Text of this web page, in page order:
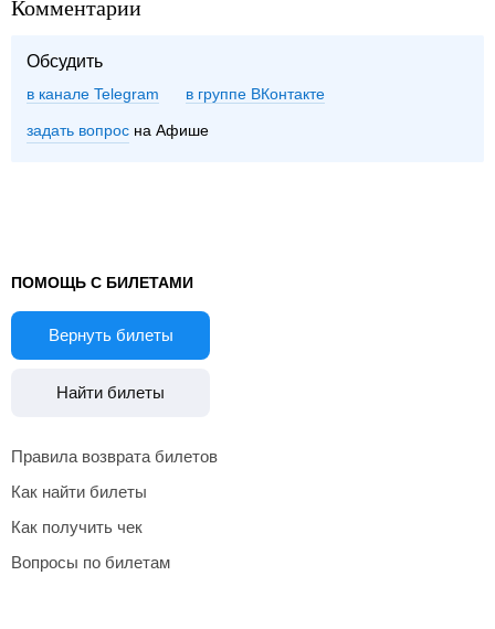
Комментарии
Обсудить
в канале Telegram группе ВКонтакте
задать вопрос на Афише
ПОМОЩЬ С БИЛЕТАМИ
Вернуть билеты
Найти билеты
Правила возврата билетов
Как найти билеты
Как получить чек
Вопросы по билетам